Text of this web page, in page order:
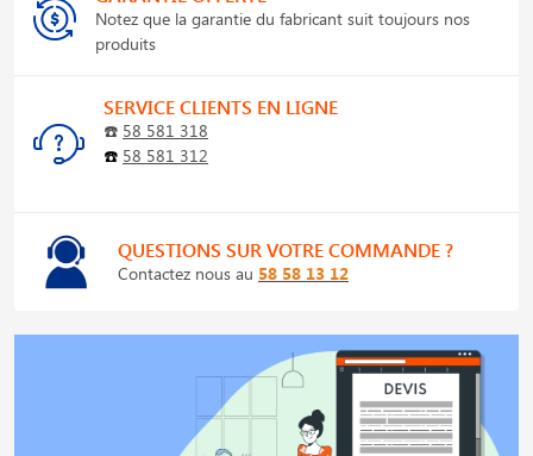
Notez que la garantie du fabricant suit toujours nos
produits
SERVICE CLIENTS EN LIGNE
☎️ 58 581 318
☎️ 58 581 312
QUESTIONS SUR VOTRE COMMANDE ?
Contactez nous au 58 58 13 12